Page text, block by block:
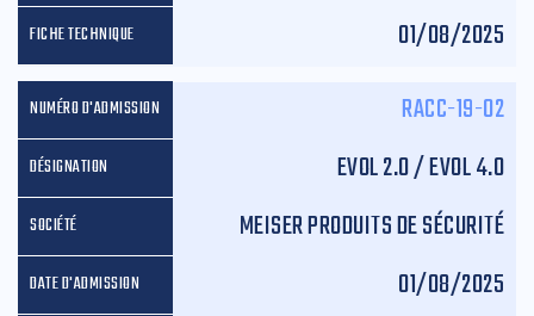
01/08/2025
RACC-19-02
EVOL 2.0 / EVOL 4.0
MEISER PRODUITS DE SÉCURITÉ
01/08/2025